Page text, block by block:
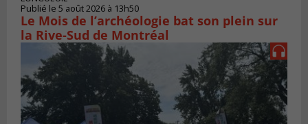
Publié le 5 août 2026 à 13h50
Le Mois de l’archéologie bat son plein sur
la Rive-Sud de Montréal